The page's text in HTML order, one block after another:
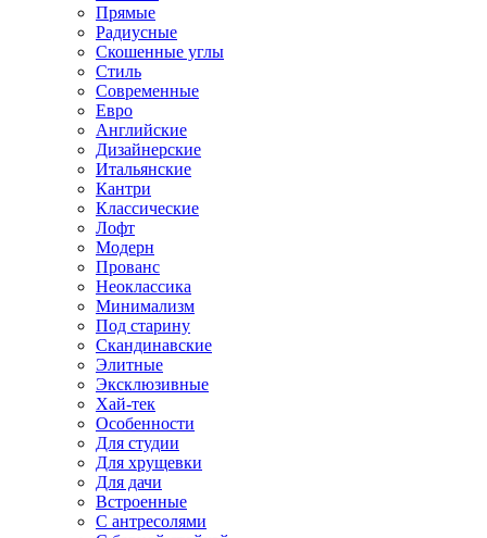
Прямые
Радиусные
Скошенные углы
Стиль
Современные
Евро
Английские
Дизайнерские
Итальянские
Кантри
Классические
Лофт
Модерн
Прованс
Неоклассика
Минимализм
Под старину
Скандинавские
Элитные
Эксклюзивные
Хай-тек
Особенности
Для студии
Для хрущевки
Для дачи
Встроенные
С антресолями